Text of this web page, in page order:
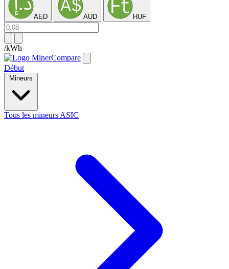
AED AUD HUF
/kWh
Début
Mineurs
Tous les mineurs ASIC